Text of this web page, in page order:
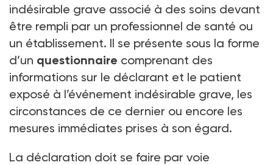
indésirable grave associé à des soins devant
être rempli par un professionnel de santé ou
un établissement. Il se présente sous la forme
d’un questionnaire comprenant des
informations sur le déclarant et le patient
exposé à l’événement indésirable grave, les
circonstances de ce dernier ou encore les
mesures immédiates prises à son égard.
La déclaration doit se faire par voie